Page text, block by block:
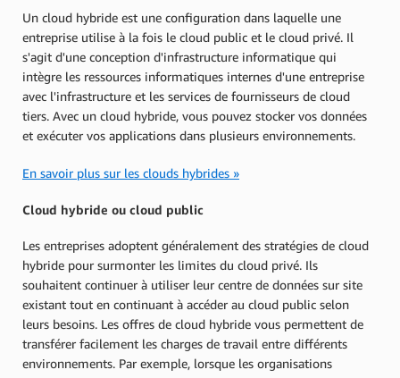
Un cloud hybride est une configuration dans laquelle une
entreprise utilise à la fois le cloud public et le cloud privé. Il
s'agit d'une conception d'infrastructure informatique qui
intègre les ressources informatiques internes d'une entreprise
avec l'infrastructure et les services de fournisseurs de cloud
tiers. Avec un cloud hybride, vous pouvez stocker vos données
et exécuter vos applications dans plusieurs environnements.
En savoir plus sur les clouds hybrides »
Cloud hybride ou cloud public
Les entreprises adoptent généralement des stratégies de cloud
hybride pour surmonter les limites du cloud privé. Ils
souhaitent continuer à utiliser leur centre de données sur site
existant tout en continuant à accéder au cloud public selon
leurs besoins. Les offres de cloud hybride vous permettent de
transférer facilement les charges de travail entre différents
environnements. Par exemple, lorsque les organisations